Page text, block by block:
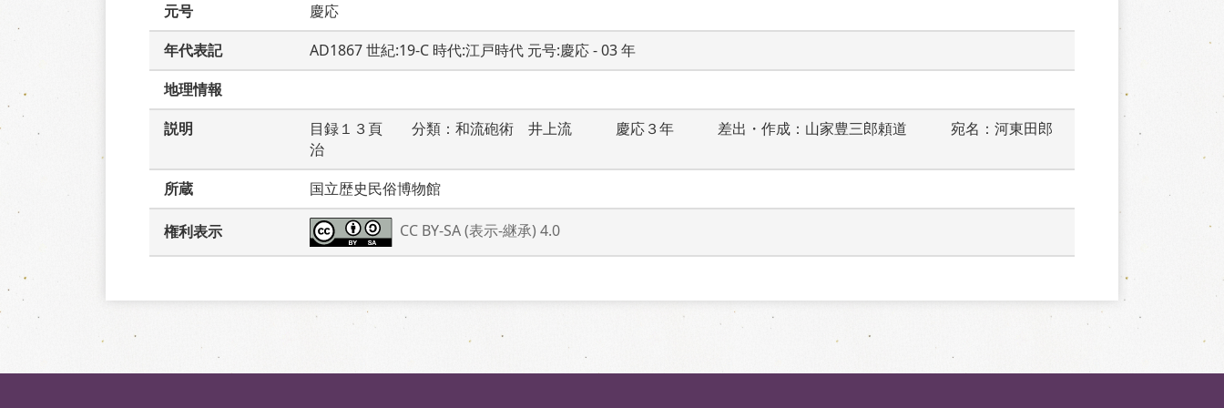
元号
慶応
年代表記
AD1867 世紀:19-C 時代:江戸時代 元号:慶応 - 03 年
地理情報
説明
目録１３頁　　分類：和流砲術　井上流　　　慶応３年　　　差出・作成：山家豊三郎頼道　　　宛名：河東田郎
治
所蔵
国立歴史民俗博物館
権利表示 CC BY-SA (表示-継承) 4.0